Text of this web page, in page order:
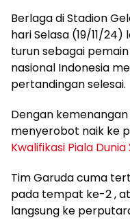
Berlaga di Stadion
hari Selasa (19/11/24)
turun sebagai
nasional Indonesia
pertandingan selesai.
Dengan kemenangan
menyerobot naik ke
Kwalifikasi Piala Dunia
Tim Garuda cuma
pada tempat ke-2 ,
langsung ke